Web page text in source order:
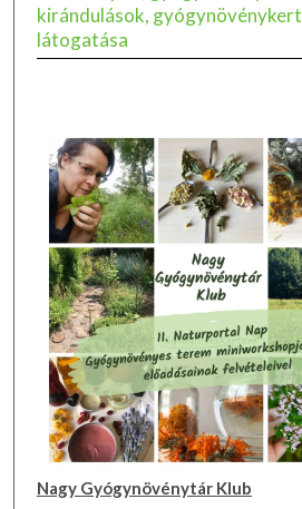
kirándulások, gyógynövénykert
látogatása
Nagy Gyógynövénytár Klub